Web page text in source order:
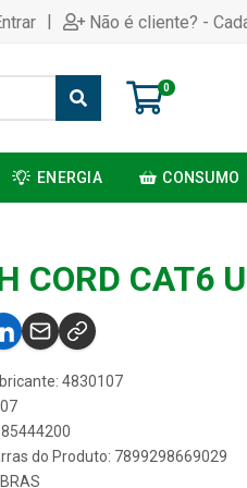
| Não é cliente? -
0
ENERGIA CONSUMO
CORD CAT6
4830107
do Produto: 7899298669029